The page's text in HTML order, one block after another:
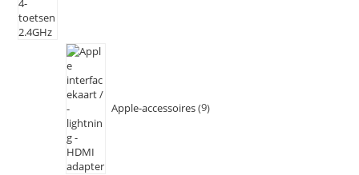
Apple-accessoires 9